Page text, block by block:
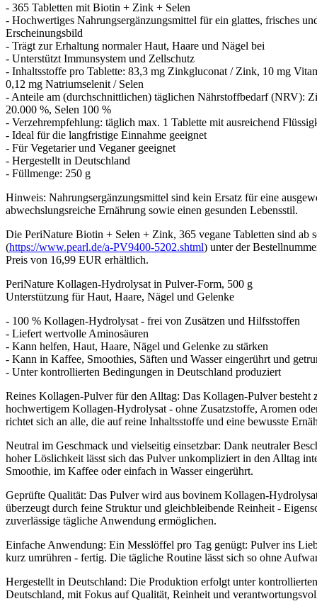
- 365 Tabletten mit Biotin + Zink + Selen
- Hochwertiges Nahrungsergänzungsmittel für ein glattes, frisches
Erscheinungsbild
- Trägt zur Erhaltung normaler Haut, Haare und Nägel bei
- Unterstützt Immunsystem und Zellschutz
- Inhaltsstoffe pro Tablette: 83,3 mg Zinkgluconat / Zink, 10 mg
0,12 mg Natriumselenit / Selen
- Anteile am (durchschnittlichen) täglichen Nährstoffbedarf (NRV):
20.000 %, Selen 100 %
- Verzehrempfehlung: täglich max. 1 Tablette mit ausreichend
- Ideal für die langfristige Einnahme geeignet
- Für Vegetarier und Veganer geeignet
- Hergestellt in Deutschland
- Füllmenge: 250 g
Hinweis: Nahrungsergänzungsmittel sind kein Ersatz für eine
abwechslungsreiche Ernährung sowie einen gesunden Lebensstil.
Die PeriNature Biotin + Selen + Zink, 365 vegane Tabletten sind ab
(https://www.pearl.de/a-PV9400-5202.shtml) unter der
Preis von 16,99 EUR erhältlich.
PeriNature Kollagen-Hydrolysat in Pulver-Form, 500 g
Unterstützung für Haut, Haare, Nägel und Gelenke
- 100 % Kollagen-Hydrolysat - frei von Zusätzen und Hilfsstoffen
- Liefert wertvolle Aminosäuren
- Kann helfen, Haut, Haare, Nägel und Gelenke zu stärken
- Kann in Kaffee, Smoothies, Säften und Wasser eingerührt und
- Unter kontrollierten Bedingungen in Deutschland produziert
Reines Kollagen-Pulver für den Alltag: Das Kollagen-Pulver besteht
hochwertigem Kollagen-Hydrolysat - ohne Zusatzstoffe, Aromen
richtet sich an alle, die auf reine Inhaltsstoffe und eine bewusste
Neutral im Geschmack und vielseitig einsetzbar: Dank neutraler
hoher Löslichkeit lässt sich das Pulver unkompliziert in den Alltag
Smoothie, im Kaffee oder einfach in Wasser eingerührt.
Geprüfte Qualität: Das Pulver wird aus bovinem Kollagen-
überzeugt durch feine Struktur und gleichbleibende Reinheit -
zuverlässige tägliche Anwendung ermöglichen.
Einfache Anwendung: Ein Messlöffel pro Tag genügt: Pulver ins
kurz umrühren - fertig. Die tägliche Routine lässt sich so ohne
Hergestellt in Deutschland: Die Produktion erfolgt unter
Deutschland, mit Fokus auf Qualität, Reinheit und